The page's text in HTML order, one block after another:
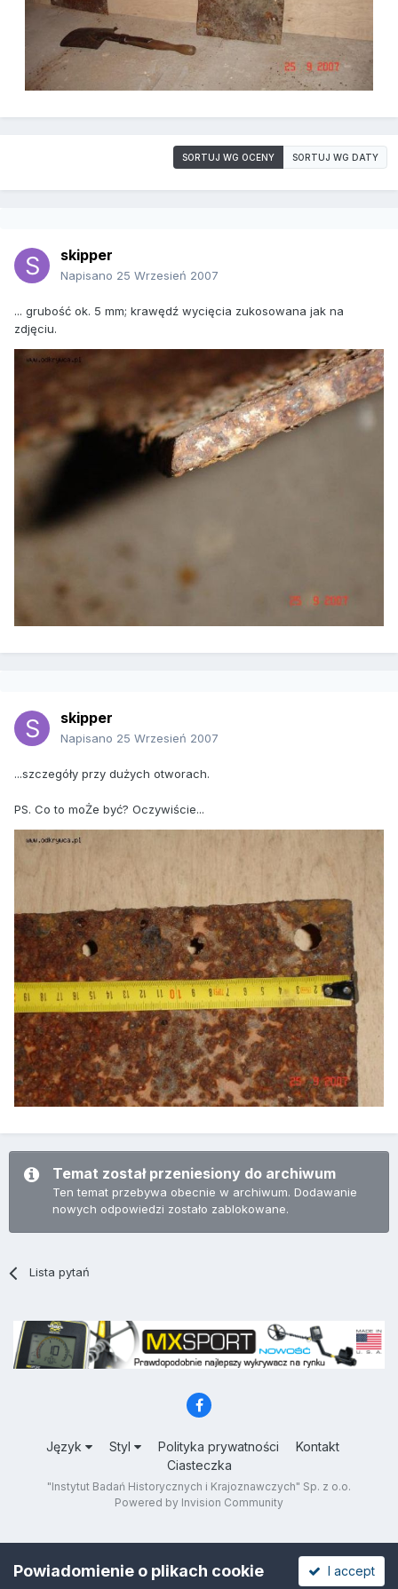
SORTUJ WG OCENY SORTUJ WG DATY
skipper
Napisano 25 Wrzesień 2007
... grubość ok. 5 mm; krawędź wycięcia zukosowana jak na
zdjęciu.
skipper
Napisano 25 Wrzesień 2007
...szczegóły przy dużych otworach.
PS. Co to moŻe być? Oczywiście...
Temat został przeniesiony do archiwum
Ten temat przebywa obecnie w archiwum. Dodawanie
nowych odpowiedzi zostało zablokowane.
Lista pytań
Język Styl Polityka prywatności
Kontakt
Ciasteczka
"Instytut Badań Historycznych i Krajoznawczych" Sp. z o.o.
Powered by Invision Community
Powiadomienie o plikach cookie I accept